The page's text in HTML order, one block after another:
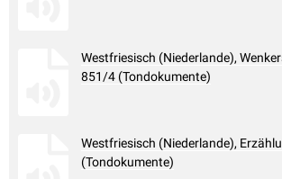
Westfriesisch (Niederlande),
851/4 (Tondokumente)
Westfriesisch (Niederlande),
(Tondokumente)